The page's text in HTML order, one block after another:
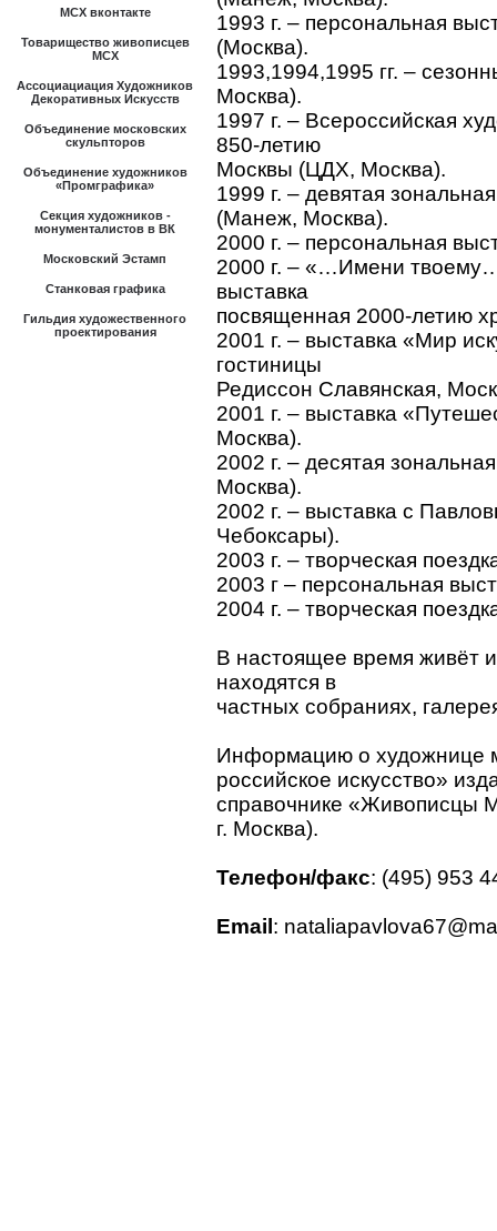
МСХ вконтакте
Товарищество живописцев
МСХ
Ассоциациация Художников
Декоративных Искусств
Объединение московских
скульпторов
Объединение художников
«Промграфика»
Секция художников -
монументалистов в ВК
Московский Эстамп
Станковая графика
Гильдия художественного
проектирования
1993 г. – персональная
(Москва).
1993,1994,1995 гг. –
Москва).
1997 г. – Всероссийская
850-летию
Москвы (ЦДХ, Москва).
1999 г. – девятая
(Манеж, Москва).
2000 г. – персональная
2000 г. – «…Имени
выставка
посвященная 2000-летию
2001 г. – выставка «Мир
гостиницы
Редиссон Славянская,
2001 г. – выставка
Москва).
2002 г. – десятая
Москва).
2002 г. – выставка с
Чебоксары).
2003 г. – творческая
2003 г – персональная
2004 г. – творческая
В настоящее время живёт
находятся в
частных собраниях,
Информацию о художнице
российское искусство»
справочнике «Живописцы
г. Москва).
Телефон/факс: (495) 953
Email :